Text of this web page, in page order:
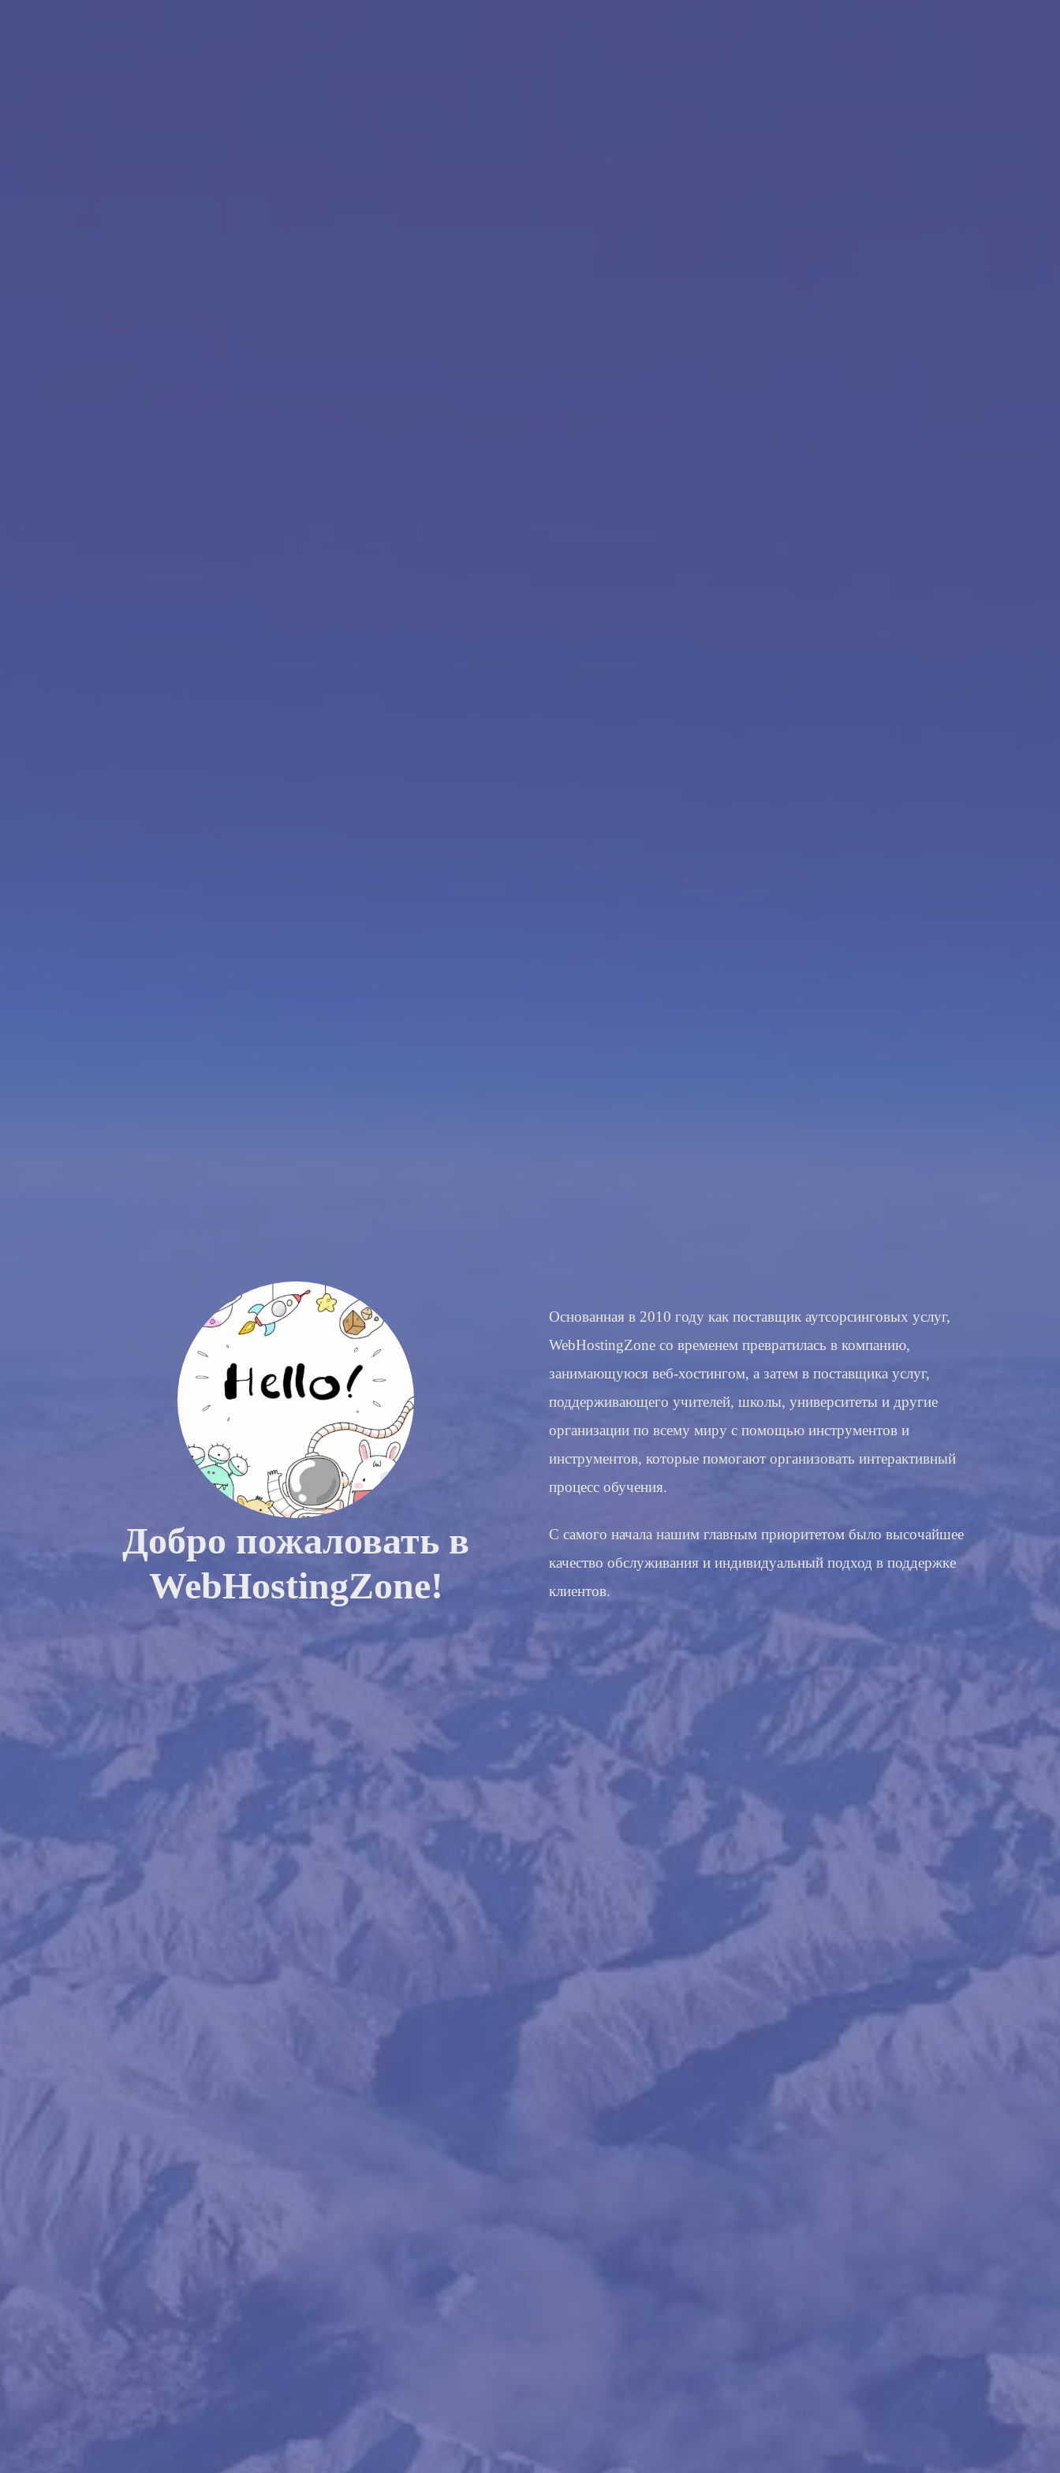
Добро пожаловать в
WebHostingZone!
Основанная в 2010 году как поставщик аутсорсинговых услуг,
WebHostingZone со временем превратилась в компанию,
занимающуюся веб-хостингом, а затем в поставщика услуг,
поддерживающего учителей, школы, университеты и другие
организации по всему миру с помощью инструментов и
инструментов, которые помогают организовать интерактивный
процесс обучения.
С самого начала нашим главным приоритетом было высочайшее
качество обслуживания и индивидуальный подход в поддержке
клиентов.